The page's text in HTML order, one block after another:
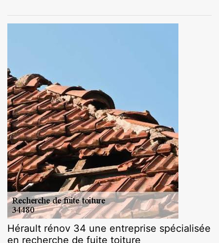
Hérault rénov 34 une entreprise spécialisée
en recherche de fuite toiture